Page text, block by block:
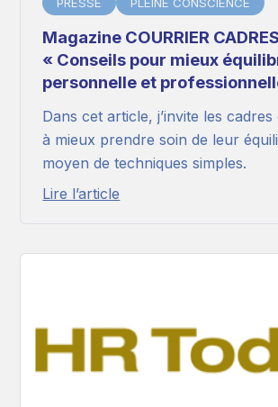
Magazine COURRIER
« Conseils pour mieux
personnelle et
Dans cet article, j’invite les cadres
à mieux prendre soin de leur
moyen de techniques simples.
Lire l’article